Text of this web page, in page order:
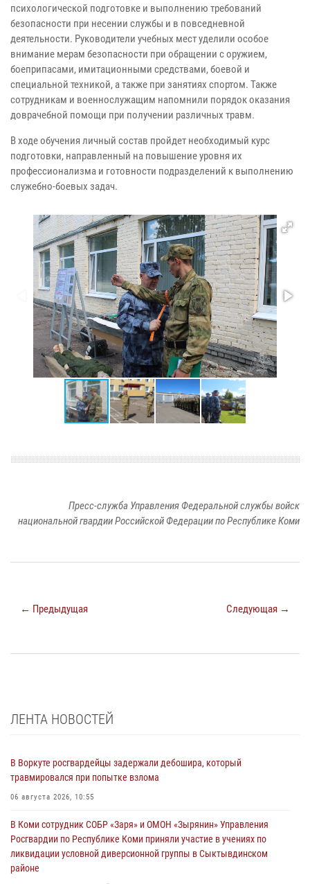
психологической подготовке и выполнению требований
безопасности при несении службы и в повседневной
деятельности. Руководители учебных мест уделили особое
внимание мерам безопасности при обращении с оружием,
боеприпасами, имитационными средствами, боевой и
специальной техникой, а также при занятиях спортом. Также
сотрудникам и военнослужащим напомнили порядок оказания
доврачебной помощи при получении различных травм.
В ходе обучения личный состав пройдет необходимый курс
подготовки, направленный на повышение уровня их
профессионализма и готовности подразделений к выполнению
служебно-боевых задач.
Пресс-служба Управления Федеральной службы войск
национальной гвардии Российской Федерации по Республике Коми
← Предыдущая Следующая →
ЛЕНТА НОВОСТЕЙ
В Воркуте росгвардейцы задержали дебошира, который
травмировался при попытке взлома
06 августа 2026, 10:55
В Коми сотрудник СОБР «Заря» и ОМОН «Зырянин» Управления
Росгвардии по Республике Коми приняли участие в учениях по
ликвидации условной диверсионной группы в Сыктывдинском
районе